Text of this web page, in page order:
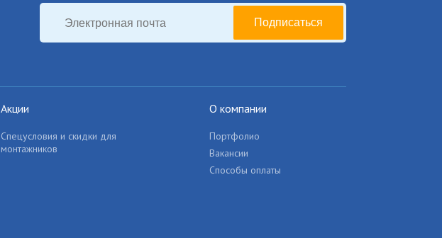
Подписаться
Акции
Спецусловия и скидки для
монтажников
О компании
Портфолио
Вакансии
Способы оплаты